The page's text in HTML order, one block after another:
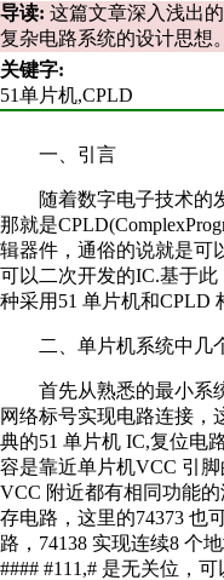
导读: 这篇文章深入浅出
复杂电路系统的设计思想。
关键字:
51单片机,CPLD
一、引言
随着数字电子技术的发
那就是
辑器件，通俗的说就是可
可以二次开发的IC.基于
种采用51 单片机和CPLD
二、单片机系统中几
首先从熟悉的最小系统
网络标号实现电路连接，
典的51 单片机 IC,复位电
容是靠近单片机VCC 引
VCC 附近都有相同功能
存电路，这里的74373 也
路，74138 实现连续8 个地
#### #111,# 是无关位，